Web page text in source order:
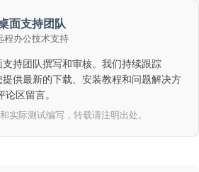
面支持团队
程办公技术支持
支持团队撰写和审核。我们持续跟踪
提供最新的下载、安装教程和问题解决方
区留言。
实际测试编写，转载请注明出处。